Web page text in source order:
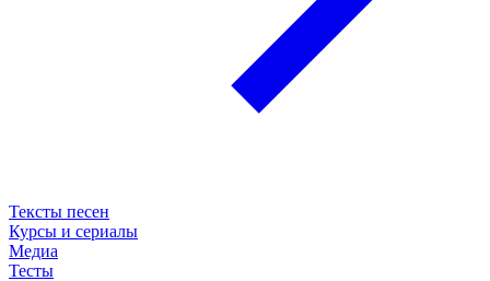
Тексты песен
Курсы и сериалы
Медиа
Тесты